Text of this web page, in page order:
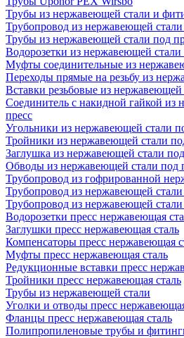
Трубы из нержавеющей стали и
Трубопровод из нержавеющей
Трубы из нержавеющей стали под
Водорозетки из нержавеющей стали
Муфты соединительные из
Переходы прямые на резьбу из
Вставки резьбовые из нержавеющей
Соединитель с накидной гайкой из
пресс
Угольники из нержавеющей стали
Тройники из нержавеющей стали
Заглушка из нержавеющей стали
Обводы из нержавеющей стали под
Трубопровод из гофрированной
Трубопровод из нержавеющей стали
Трубопровод из нержавеющей стали
Водорозетки пресс нержавеющая
Заглушки пресс нержавеющая сталь
Компенсаторы пресс нержавеющая
Муфты пресс нержавеющая сталь
Редукционные вставки пресс
Тройники пресс нержавеющая сталь
Трубы из нержавеющей стали
Уголки и отводы пресс
Фланцы пресс нержавеющая сталь
Полипропиленовые трубы и